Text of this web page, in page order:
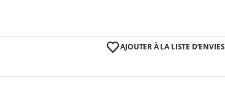
AJOUTER À LA LISTE D’ENVIES